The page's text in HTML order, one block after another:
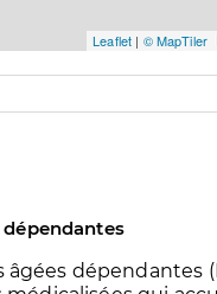
Leaflet | © MapTiler
dépendantes